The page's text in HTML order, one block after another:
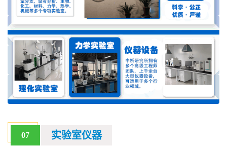
07 实验室仪器